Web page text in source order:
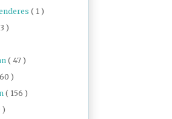
( 1 )
)
( 47 )
)
( 156 )
)